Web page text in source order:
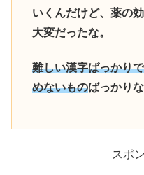
いくんだけど、薬の
大変だったな。
難しい漢字ばっかり
めないものばっかり
スポ